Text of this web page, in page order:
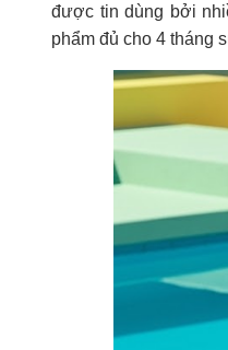
được tin dùng bởi
phẩm đủ cho 4 tháng